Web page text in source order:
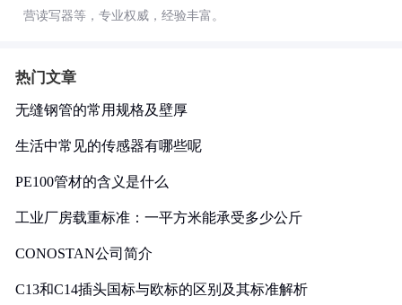
营读写器等，专业权威，经验丰富。
热门文章
无缝钢管的常用规格及壁厚
生活中常见的传感器有哪些呢
PE100管材的含义是什么
工业厂房载重标准：一平方米能承受多少公斤
CONOSTAN公司简介
C13和C14插头国标与欧标的区别及其标准解析